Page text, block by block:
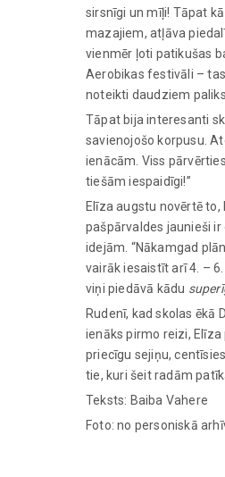
sirsnīgi un mīļi! Tāpat
mazajiem, atļāva
vienmēr ļoti patikušas
Aerobikas festivāli –
noteikti daudziem
Tāpat bija interesanti
savienojošo korpusu.
ienācām. Viss
tiešām iespaidīgi!”
Elīza augstu novērtē
pašpārvaldes jaunieši
idejām. “Nākamgad
vairāk iesaistīt arī 4. –
viņi piedāvā kādu
Rudenī, kad skolas ēkā
ienāks pirmo reizi,
priecīgu sejiņu,
tie, kuri šeit radām
Teksts: Baiba Vahere
Foto: no personiskā